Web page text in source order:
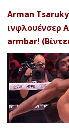
Arman
ινφλουένσερ
armbar!